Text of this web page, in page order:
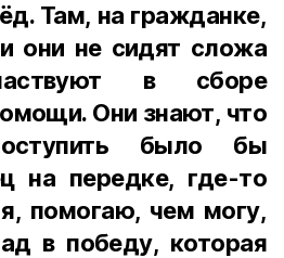
Там, на гражданке,
они не сидят сложа
в сборе
Они знают, что
было бы
на передке, где-то
помогаю, чем могу,
в победу, которая